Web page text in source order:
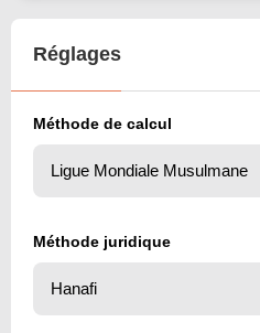
Réglages
Méthode de calcul
Méthode juridique